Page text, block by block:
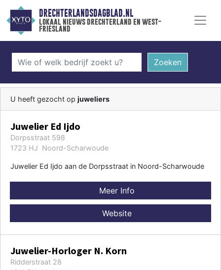
DRECHTERLANDSDAGBLAD.NL
lokaal nieuws drechterland en west-
friesland
Zoeken
U heeft gezocht op juweliers
Juwelier Ed Ijdo
Dorpsstraat 598
1723 HJ Noord-Scharwoude
Juwelier Ed Ijdo aan de Dorpsstraat in Noord-Scharwoude
Meer Info
Website
Juwelier-Horloger N. Korn
Ridderstraat 28